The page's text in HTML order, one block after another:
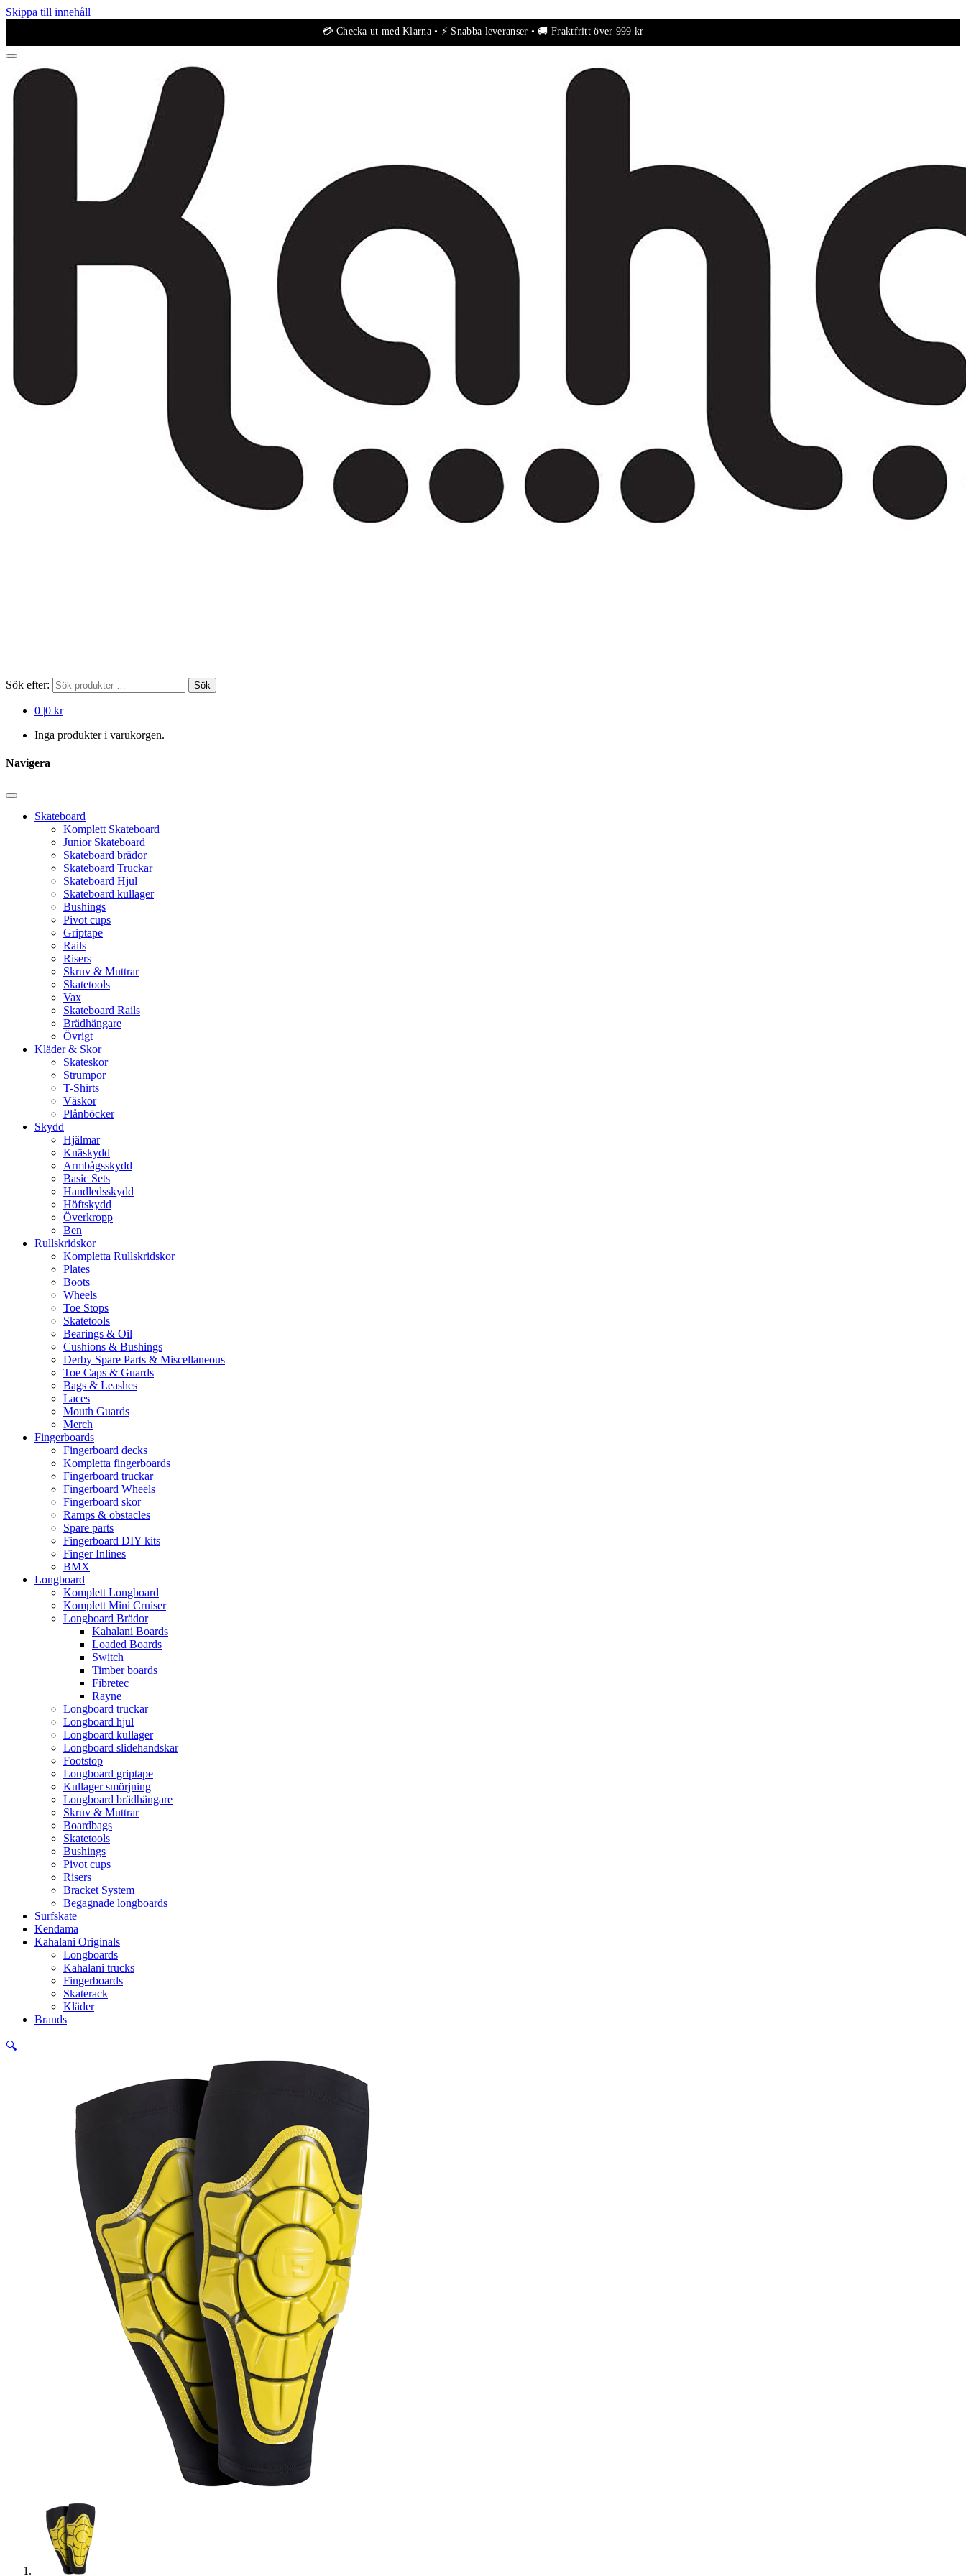
Skippa till innehåll
Sök efter: Sök
0 |0 kr
Inga produkter i varukorgen.
Navigera
Skateboard
Komplett Skateboard
Junior Skateboard
Skateboard brädor
Skateboard Truckar
Skateboard Hjul
Skateboard kullager
Bushings
Pivot cups
Griptape
Rails
Risers
Skruv & Muttrar
Skatetools
Vax
Skateboard Rails
Brädhängare
Övrigt
Kläder & Skor
Skateskor
Strumpor
T-Shirts
Väskor
Plånböcker
Skydd
Hjälmar
Knäskydd
Armbågsskydd
Basic Sets
Handledsskydd
Höftskydd
Överkropp
Ben
Rullskridskor
Kompletta Rullskridskor
Plates
Boots
Wheels
Toe Stops
Skatetools
Bearings & Oil
Cushions & Bushings
Derby Spare Parts & Miscellaneous
Toe Caps & Guards
Bags & Leashes
Laces
Mouth Guards
Merch
Fingerboards
Fingerboard decks
Kompletta fingerboards
Fingerboard truckar
Fingerboard Wheels
Fingerboard skor
Ramps & obstacles
Spare parts
Fingerboard DIY kits
Finger Inlines
BMX
Longboard
Komplett Longboard
Komplett Mini Cruiser
Longboard Brädor
Kahalani Boards
Loaded Boards
Switch
Timber boards
Fibretec
Rayne
Longboard truckar
Longboard hjul
Longboard kullager
Longboard slidehandskar
Footstop
Longboard griptape
Kullager smörjning
Longboard brädhängare
Skruv & Muttrar
Boardbags
Skatetools
Bushings
Pivot cups
Risers
Bracket System
Begagnade longboards
Surfskate
Kendama
Kahalani Originals
Longboards
Kahalani trucks
Fingerboards
Skaterack
Kläder
Brands
🔍